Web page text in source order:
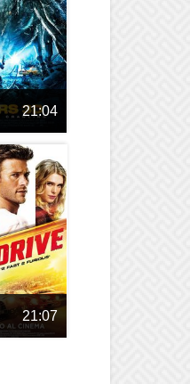
21:04
21:07